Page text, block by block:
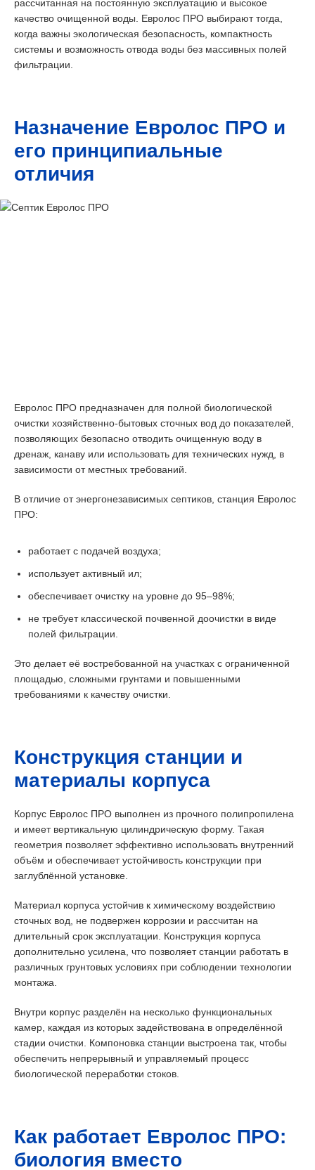
рассчитанная на постоянную эксплуатацию и высокое
качество очищенной воды. Евролос ПРО выбирают тогда,
когда важны экологическая безопасность, компактность
системы и возможность отвода воды без массивных полей
фильтрации.
Назначение Евролос ПРО и
его принципиальные
отличия
Евролос ПРО предназначен для полной биологической
очистки хозяйственно-бытовых сточных вод до показателей,
позволяющих безопасно отводить очищенную воду в
дренаж, канаву или использовать для технических нужд, в
зависимости от местных требований.
В отличие от энергонезависимых септиков, станция Евролос
ПРО:
работает с подачей воздуха;
использует активный ил;
обеспечивает очистку на уровне до 95–98%;
не требует классической почвенной доочистки в виде
полей фильтрации.
Это делает её востребованной на участках с ограниченной
площадью, сложными грунтами и повышенными
требованиями к качеству очистки.
Конструкция станции и
материалы корпуса
Корпус Евролос ПРО выполнен из прочного полипропилена
и имеет вертикальную цилиндрическую форму. Такая
геометрия позволяет эффективно использовать внутренний
объём и обеспечивает устойчивость конструкции при
заглублённой установке.
Материал корпуса устойчив к химическому воздействию
сточных вод, не подвержен коррозии и рассчитан на
длительный срок эксплуатации. Конструкция корпуса
дополнительно усилена, что позволяет станции работать в
различных грунтовых условиях при соблюдении технологии
монтажа.
Внутри корпус разделён на несколько функциональных
камер, каждая из которых задействована в определённой
стадии очистки. Компоновка станции выстроена так, чтобы
обеспечить непрерывный и управляемый процесс
биологической переработки стоков.
Как работает Евролос ПРО:
биология вместо